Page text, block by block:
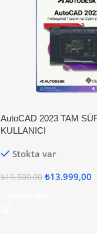
AutoCAD 2023 TAM
KULLANICI
Stokta var
₺19.500,00 ₺13.999,00